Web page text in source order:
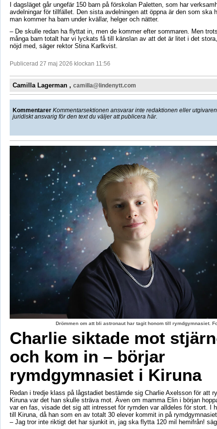
I dagsläget går ungefär 150 barn på förskolan Paletten, som har
avdelningar för tillfället. Den sista avdelningen att öppna är den som ska
man kommer ha barn under kvällar, helger och nätter.
– De skulle redan ha flyttat in, men de kommer efter sommaren. Men
många barn totalt har vi lyckats få till känslan av att det är litet i det
nöjd med, säger rektor Stina Karlkvist.
Publicerad 27 maj 2026 klockan 11:56
Camilla Lagerman , camilla@lindenytt.com
Kommentarer Kommentarsektionen ansvarar inte redaktionen eller
juridiskt ansvarig för den text du väljer att publicera här.
Drömmen om att bli astronaut har tagit honom till rymdgymnasiet.
Charlie siktade mot
och kom in – börjar
rymdgymnasiet i Kiruna
Redan i tredje klass på lågstadiet bestämde sig Charlie Axelsson för att
Kiruna var det han skulle sträva mot. Även om mamma Elin i början
var en fas, visade det sig att intresset för rymden var alldeles för stort. I
till Kiruna, då han som en av totalt 30 elever kommit in på
– Jag tror inte riktigt det har sjunkit in, jag ska flytta 120 mil hemifrån!